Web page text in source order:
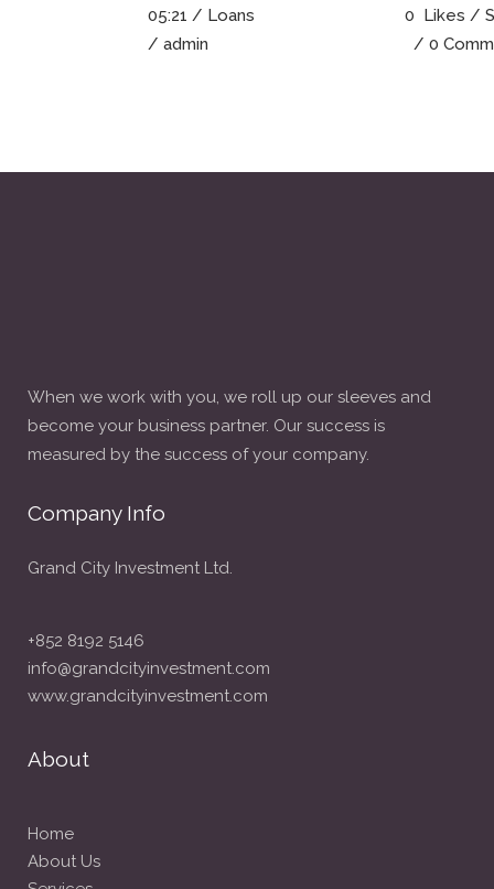
05:21 / Loans
/ admin
0 Likes
0
When we work with you, we roll up our sleeves and
become your business partner. Our success is
measured by the success of your company.
Company Info
Grand City Investment Ltd.
+852 8192 5146
info@grandcityinvestment.com
www.grandcityinvestment.com
About
Home
About Us